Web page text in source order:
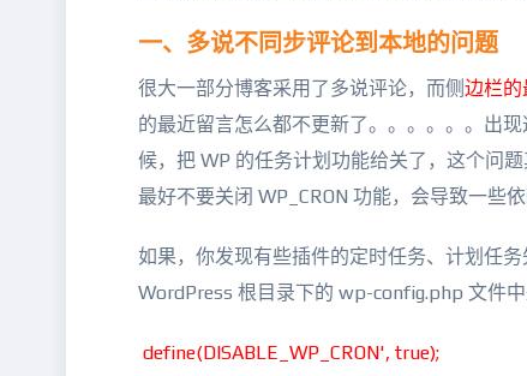
一、多说不同步评论到本地的问题
很大一部分博客采用了多说评论，而侧边栏的
的最近留言怎么都不更新了。。。。。。出
候，把 WP 的任务计划功能给关了，这个问
最好不要关闭 WP_CRON 功能，会导致一些
如果，你发现有些插件的定时任务、计划任
WordPress 根目录下的 wp-config.php 文件中
define(DISABLE_WP_CRON', true);